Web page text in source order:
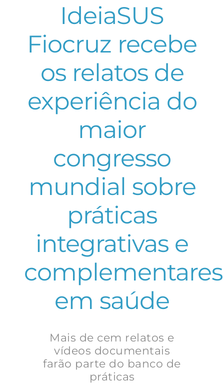
IdeiaSUS
Fiocruz recebe
os relatos de
experiência do
maior
congresso
mundial sobre
práticas
integrativas e
complementares
em saúde
Mais de cem relatos e
vídeos documentais
farão parte do banco de
práticas